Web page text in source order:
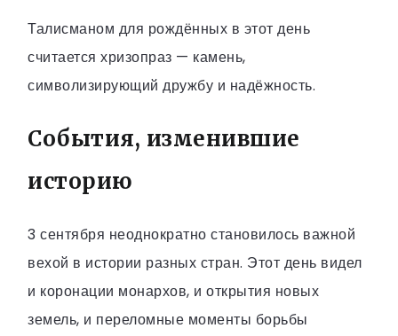
Талисманом для рождённых в этот день
считается хризопраз — камень,
символизирующий дружбу и надёжность.
События, изменившие
историю
3 сентября неоднократно становилось важной
вехой в истории разных стран. Этот день видел
и коронации монархов, и открытия новых
земель, и переломные моменты борьбы